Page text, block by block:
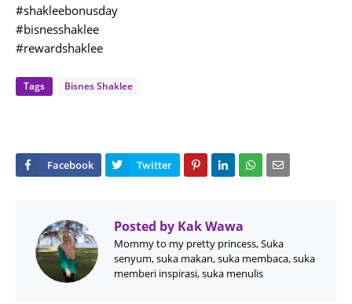
#shakleebonusday
#bisnesshaklee
#rewardshaklee
Tags Bisnes Shaklee
Posted by Kak Wawa
Mommy to my pretty princess, Suka
senyum, suka makan, suka membaca, suka
memberi inspirasi, suka menulis